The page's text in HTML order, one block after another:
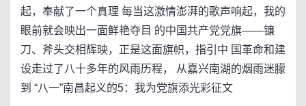
起，奉献了一个真理 每当这激情澎湃的歌声响起，我的
眼前就会映出一面鲜艳夺目 的中国共产党党旗——镰
刀、斧头交相辉映，正是这面旗帜，指引中 国革命和建
设走过了八十多年的风雨历程， 从嘉兴南湖的烟雨迷朦
到 “八一”南昌起义的5：我为党旗添光彩征文